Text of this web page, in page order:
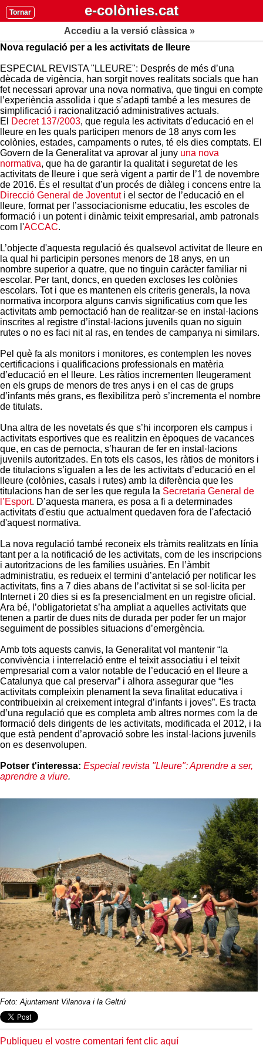
Tornar e-colònies.cat
Accediu a la versió clàssica »
Nova regulació per a les activitats de lleure
ESPECIAL REVISTA "LLEURE": Després de més d’una
dècada de vigència, han sorgit noves realitats socials que han
fet necessari aprovar una nova normativa, que tingui en compte
l’experiència assolida i que s’adapti també a les mesures de
simplificació i racionalització administratives actuals.
El
Decret 137/2003, que regula les activitats d'educació en el
lleure en les quals participen menors de 18 anys com les
colònies, estades, campaments o rutes, té els dies comptats. El
Govern de la Generalitat va aprovar al juny una nova
normativa, que ha de garantir la qualitat i seguretat de les
activitats de lleure i que serà vigent a partir de l’1 de novembre
de 2016. És el resultat d’un procés de diàleg i concens entre la
Direcció General de Joventuti el sector de l’educació en el
lleure, format per l’associacionisme educatiu, les escoles de
formació i un potent i dinàmic teixit empresarial, amb patronals
com l'ACCAC.
L’objecte d'aquesta regulació és qualsevol activitat de lleure en
la qual hi participin persones menors de 18 anys, en un
nombre superior a quatre, que no tinguin caràcter familiar ni
escolar. Per tant, doncs, en queden excloses les colònies
escolars. Tot i que es mantenen els criteris generals, la nova
normativa incorpora alguns canvis significatius com que les
activitats amb pernoctació han de realitzar-se en instal·lacions
inscrites al registre d’instal·lacions juvenils quan no siguin
rutes o no es faci nit al ras, en tendes de campanya ni similars.
Pel què fa als monitors i monitores, es contemplen les noves
certificacions i qualificacions professionals en matèria
d’educació en el lleure. Les ràtios incrementen lleugerament
en els grups de menors de tres anys i en el cas de grups
d’infants més grans, es flexibilitza però s’incrementa el nombre
de titulats.
Una altra de les novetats és que s’hi incorporen els campus i
activitats esportives que es realitzin en èpoques de vacances
que, en cas de pernocta, s’hauran de fer en instal·lacions
juvenils autoritzades. En tots els casos, les ràtios de monitors i
de titulacions s’igualen a les de les activitats d’educació en el
lleure (colònies, casals i rutes) amb la diferència que les
titulacions han de ser les que regula la Secretaria General de
l’Esport. D’aquesta manera, es posa a fi a determinades
activitats d'estiu que actualment quedaven fora de l'afectació
d'aquest normativa.
La nova regulació també reconeix els tràmits realitzats en línia
tant per a la notificació de les activitats, com de les inscripcions
i autoritzacions de les famílies usuàries. En l’àmbit
administratiu, es redueix el termini d’antelació per notificar les
activitats, fins a 7 dies abans de l’activitat si se sol·licita per
Internet i 20 dies si es fa presencialment en un registre oficial.
Ara bé, l’obligatorietat s’ha ampliat a aquelles activitats que
tenen a partir de dues nits de durada per poder fer un major
seguiment de possibles situacions d’emergència.
Amb tots aquests canvis, la Generalitat vol mantenir “la
convivència i interrelació entre el teixit associatiu i el teixit
empresarial com a valor notable de l’educació en el lleure a
Catalunya que cal preservar” i alhora assegurar que “les
activitats compleixin plenament la seva finalitat educativa i
contribueixin al creixement integral d’infants i joves”. Es tracta
d’una regulació que es completa amb altres normes com la de
formació dels dirigents de les activitats, modificada el 2012, i la
que està pendent d’aprovació sobre les instal·lacions juvenils
on es desenvolupen.
Potser t'interessa: Especial revista "Lleure": Aprendre a ser,
aprendre a viure.
Foto: Ajuntament Vilanova i la Geltrú
Publiqueu el vostre comentari fent clic aquí